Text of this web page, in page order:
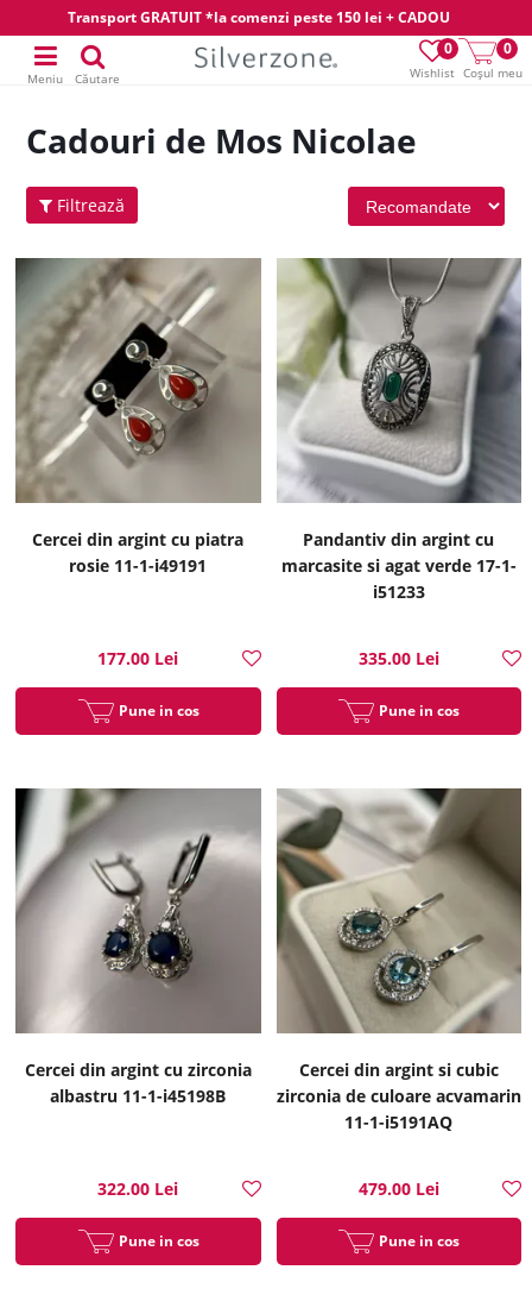
Transport GRATUIT *la comenzi peste 150 lei + CADOU
Wishlist
0
Coșul meu
0
Meniu Căutare
Cadouri de Mos Nicolae
Filtrează
Cercei din argint cu piatra
rosie 11-1-i49191
177.00 Lei
Pune in cos
Pandantiv din argint cu
marcasite si agat verde 17-1-
i51233
335.00 Lei
Pune in cos
Cercei din argint cu zirconia
albastru 11-1-i45198B
322.00 Lei
Pune in cos
Cercei din argint si cubic
zirconia de culoare acvamarin
11-1-i5191AQ
479.00 Lei
Pune in cos